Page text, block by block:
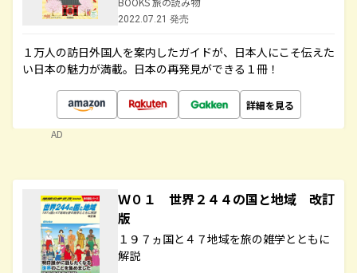
2022.07.21 発売
１万人の訪日外国人を案内したガイドが、日本人にこそ伝えた
い日本の魅力が満載。日本の再発見ができる１冊！
詳細を見る
AD
Ｗ０１ 世界２４４の国と地域 改訂
版
１９７ヵ国と４７地域を旅の雑学とともに
解説